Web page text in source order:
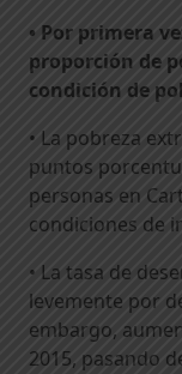
• Por primera
proporción de
condición de
• La pobreza
puntos
personas en
condiciones de
• La tasa de
levemente por
embargo,
2015, pasando